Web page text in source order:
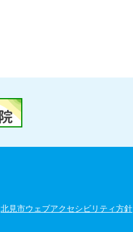
北見市ウェブアクセシビリティ方針